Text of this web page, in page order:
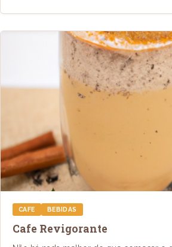
CAFE BEBIDAS
Cafe Revigorante